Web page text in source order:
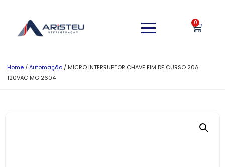
0
Home /Automação / MICRO INTERRUPTOR CHAVE FIM DE CURSO 20A
120VAC MG 2604